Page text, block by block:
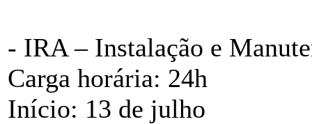
- IRA – Instalação e
Carga horária: 24h
Início: 13 de julho